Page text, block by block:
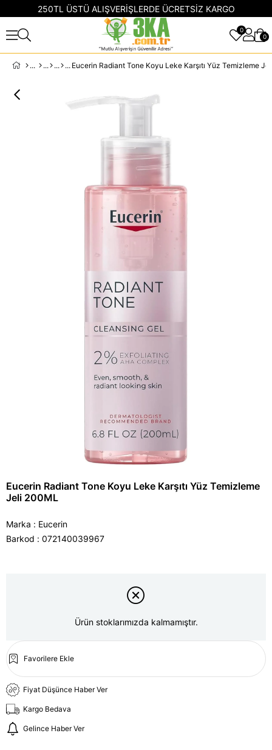
250TL ÜSTÜ ALIŞVERİŞLERDE ÜCRETSİZ KARGO
0
0
Eucerin Radiant Tone Koyu Leke Karşıtı Yüz Temizleme
Jeli 200ML
Marka : Eucerin
Barkod : 072140039967
Ürün stoklarımızda kalmamıştır.
Favorilere Ekle
Fiyat Düşünce Haber Ver
Kargo Bedava
Gelince Haber Ver